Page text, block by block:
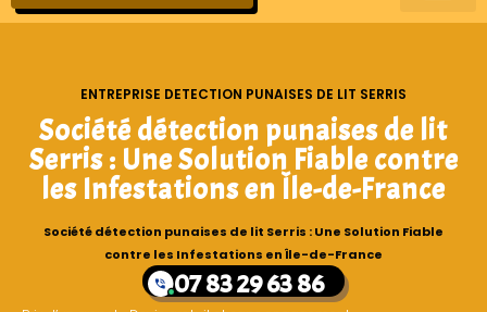
ENTREPRISE DETECTION PUNAISES DE LIT SERRIS
Société détection punaises de lit
Serris : Une Solution Fiable contre
les Infestations en Île-de-France
Société détection punaises de lit Serris : Une Solution Fiable
contre les Infestations en Île-de-France
07 83 29 63 86